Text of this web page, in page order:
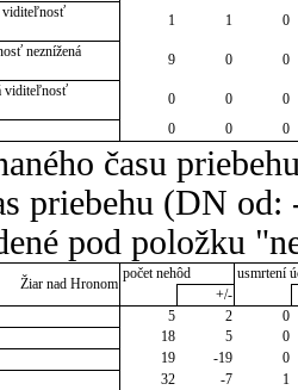
viditeľnosť
1 1
0
neznížená
9 0
0
viditeľnosť
0 0
0
0 0 0
času
priebehu (DN
pod položku
Žiar nad Hronom
počet nehôd
usmrtení
+/-
5 2
0
18 5
0
19 -19
0
32 -7
1